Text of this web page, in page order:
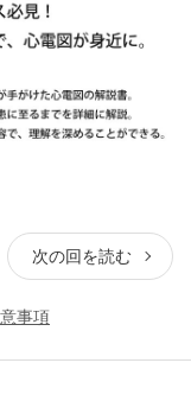
次の回を読む
事項